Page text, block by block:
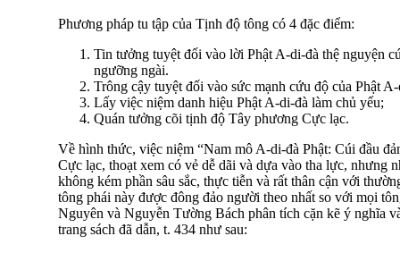
Phương pháp tu tập của Tịnh độ tông có 4 đặc điểm:
Tin tưởng tuyệt đối vào lời Phật A-di-đà thệ nguyện
ngưỡng ngài.
Trông cậy tuyệt đối vào sức mạnh cứu độ của Phật
Lấy việc niệm danh hiệu Phật A-di-đà làm chủ yếu;
Quán tưởng cõi tịnh độ Tây phương Cực lạc.
Về hình thức, việc niệm “Nam mô A-di-đà Phật: Cúi đầu
Cực lạc, thoạt xem có vẻ dễ dãi và dựa vào tha lực, nhưng
không kém phần sâu sắc, thực tiễn và rất thân cận với
tông phái này được đông đảo người theo nhất so với mọi
Nguyên và Nguyễn Tường Bách phân tích cặn kẽ ý nghĩa
trang sách đã dẫn, t. 434 như sau: